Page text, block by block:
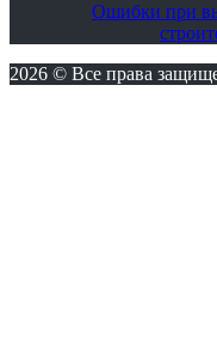
Ошибки при
2026 © Все права